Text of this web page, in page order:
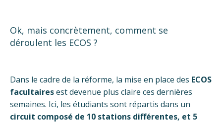
Ok, mais concrètement, comment se
déroulent les ECOS ?
Dans le cadre de la réforme, la mise en place des ECOS
facultairesest devenue plus claire ces dernières
semaines. Ici, les étudiants sont répartis dans un
circuit composé de 10 stations différentes, et 5